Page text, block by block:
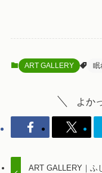
ART GALLERY 眠
よか
ART GALLERY｜ふ